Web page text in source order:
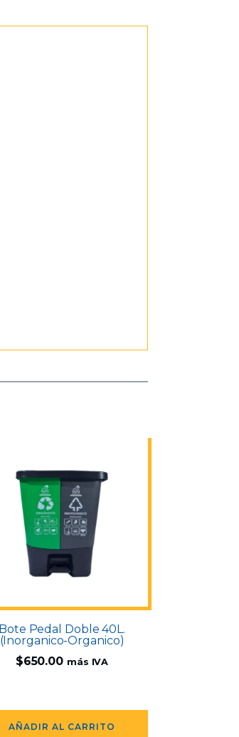
Bote Pedal Doble 40L.
(Inorganico-Organico)
$650.00 más IVA
AÑADIR AL CARRITO